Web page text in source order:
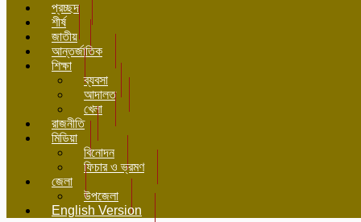
প্রচ্ছদ
শীর্ষ
জাতীয়
আন্তর্জাতিক
শিক্ষা
ব্যবসা
আদালত
খেলা
রাজনীতি
মিডিয়া
বিনোদন
ফিচার ও ভ্রমণ
জেলা
উপজেলা
English Version